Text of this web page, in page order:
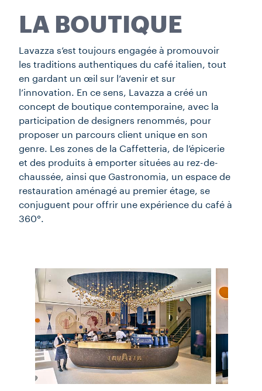
LA BOUTIQUE
Lavazza s’est toujours engagée à promouvoir
les traditions authentiques du café italien, tout
en gardant un œil sur l’avenir et sur
l’innovation. En ce sens, Lavazza a créé un
concept de boutique contemporaine, avec la
participation de designers renommés, pour
proposer un parcours client unique en son
genre. Les zones de la Caffetteria, de l’épicerie
et des produits à emporter situées au rez-de-
chaussée, ainsi que Gastronomia, un espace de
restauration aménagé au premier étage, se
conjuguent pour offrir une expérience du café à
360°.